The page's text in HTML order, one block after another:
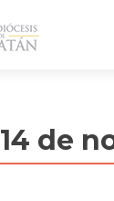
14 de